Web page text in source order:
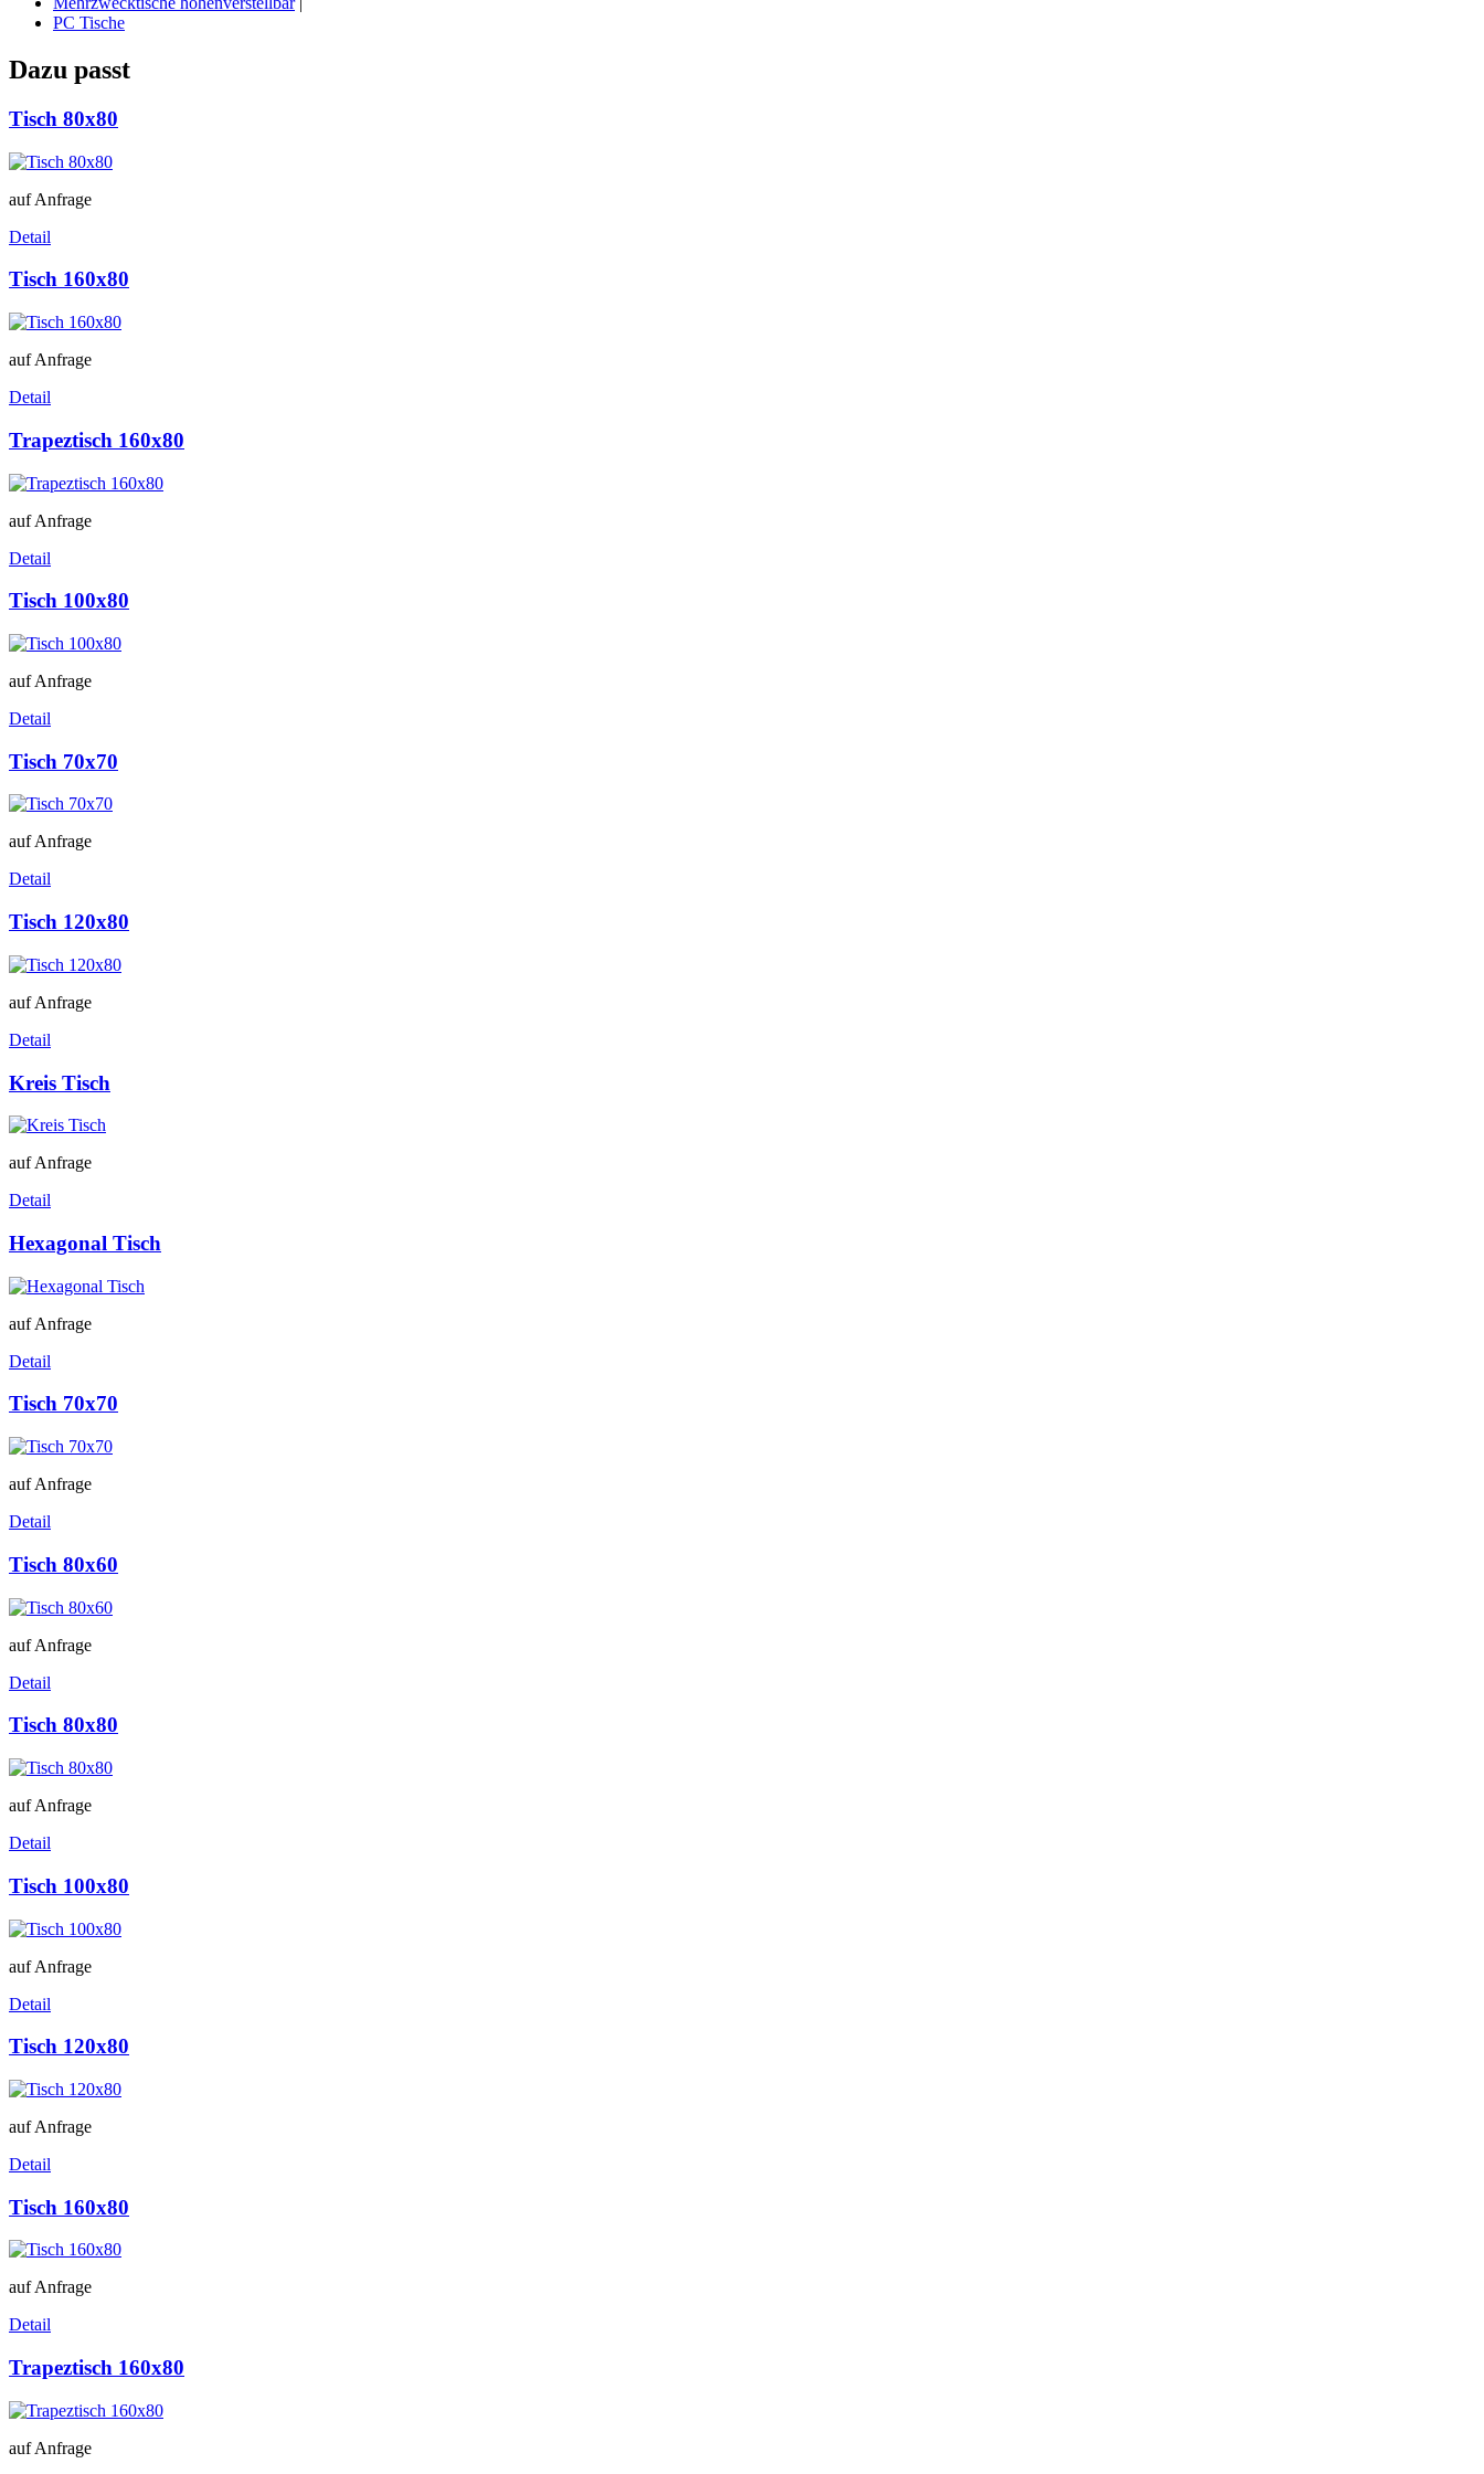
PC Tische
Dazu passt
Tisch 80x80
auf Anfrage
Detail
Tisch 160x80
auf Anfrage
Detail
Trapeztisch 160x80
auf Anfrage
Detail
Tisch 100x80
auf Anfrage
Detail
Tisch 70x70
auf Anfrage
Detail
Tisch 120x80
auf Anfrage
Detail
Kreis Tisch
auf Anfrage
Detail
Hexagonal Tisch
auf Anfrage
Detail
Tisch 70x70
auf Anfrage
Detail
Tisch 80x60
auf Anfrage
Detail
Tisch 80x80
auf Anfrage
Detail
Tisch 100x80
auf Anfrage
Detail
Tisch 120x80
auf Anfrage
Detail
Tisch 160x80
auf Anfrage
Detail
Trapeztisch 160x80
auf Anfrage